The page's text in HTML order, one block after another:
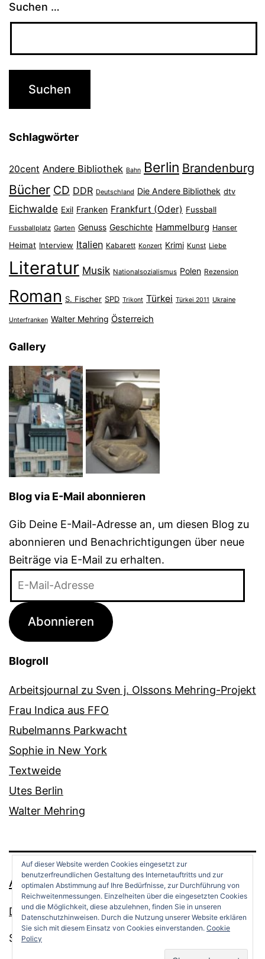
Suchen …
Schlagwörter
20cent Andere Bibliothek Bahn Berlin Brandenburg
Bücher CD DDR Deutschland Die Andere Bibliothek dtv
Eichwalde Exil Franken Frankfurt (Oder) Fussball
Fussballplatz Garten Genuss Geschichte Hammelburg Hanser
Heimat Interview Italien Kabarett Konzert Krimi Kunst Liebe
Literatur Musik Nationalsozialismus Polen Rezension
Roman S. Fischer SPD Trikont Türkei Türkei 2011 Ukraine
Unterfranken Walter Mehring Österreich
Gallery
Blog via E-Mail abonnieren
Gib Deine E-Mail-Adresse an, um diesen Blog zu
abonnieren und Benachrichtigungen über neue
Beiträge via E-Mail zu erhalten.
Adresse
Abonnieren
Blogroll
Arbeitsjournal zu Sven j. Olssons Mehring-Projekt
Frau Indica aus FFO
Rubelmanns Parkwacht
Sophie in New York
Textweide
Utes Berlin
Walter Mehring
ANDREAS OPPERMANN
Datenschutz
Stolz präsentiert von
Auf dieser Website werden Cookies eingesetzt zur
benutzerfreundlichen Gestaltung des Internetauftritts und zur
optimalen Abstimmung auf Ihre Bedürfnisse, zur Durchführung von
Reichweitenmessungen. Einzelheiten über die eingesetzten Cookies
und die Möglichkeit, diese abzulehnen, finden Sie in unseren
Datenschutzhinweisen. Durch die Nutzung unserer Website erklären
Sie sich mit diesem Einsatz von Cookies einverstanden. Cookie
Policy